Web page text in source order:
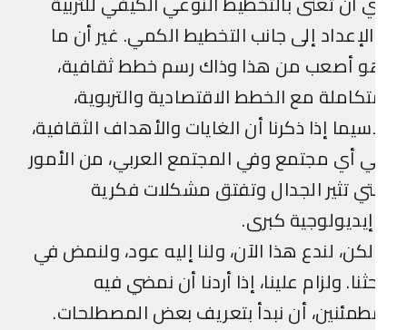
إلى جانب التخطيط الكمي. غير أن ما
أصعب من هذا وذاك رسم خطط ثقافية،
مع الخطط الاقتصادية والتربوية،
إذا ذكرنا أن الغايات والأهداف الثقافية،
أي مجتمع وفي المجتمع العربي، من الأمور
تثير الجدال وتفتق مشكلات فكرية
كبرى.
لندع هذا الآن، ولنا إليه عود، ولنمض في
ولزام علينا، إذا أردنا أن نمضي فيه
أن نبدأ بتعريف بعض المصطلحات.